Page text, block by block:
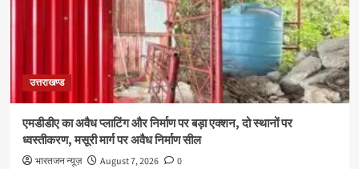
उत्तराखण्ड
एमडीडीए का अवैध प्लाटिंग और निर्माण पर बड़ा एक्शन, दो स्थानों पर
ध्वस्तीकरण, मसूरी मार्ग पर अवैध निर्माण सील
भारतजन न्यूज़ August 7, 2026 0